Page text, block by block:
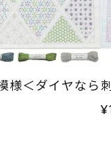
様＜ダイヤなら